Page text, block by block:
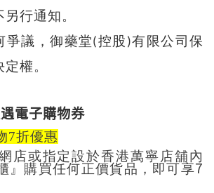
行通知。
爭議，御藥堂(控股 )有限公司保
權。
電子購物券
7折優惠
店或指定設於香港萬寧店舖內
』購買任何正價貨品，即可享7